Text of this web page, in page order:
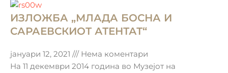
ИЗЛОЖБА „МЛАДА БОСНА И
САРАЕВСКИОТ АТЕНТАТ“
јануари 12, 2021
Нема коментари
На 11 декември 2014 година во Музејот на